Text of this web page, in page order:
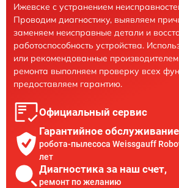
Ижевске с устранением
Проводим диагностику, выявляем
заменяем неисправные детали и
работоспособность устройства.
или рекомендованные производителем
ремонта выполняем проверку всех
предоставляем гарантию.
Официальный сервис
Гарантийное обслуживание
робота-пылесоса Weissgauff
лет
Диагностика за наш счет,
ремонт по желанию